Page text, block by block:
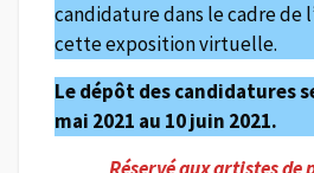
candidature dans le cadre de
cette exposition virtuelle.
Le dépôt des candidatures
mai 2021 au 10 juin 2021.